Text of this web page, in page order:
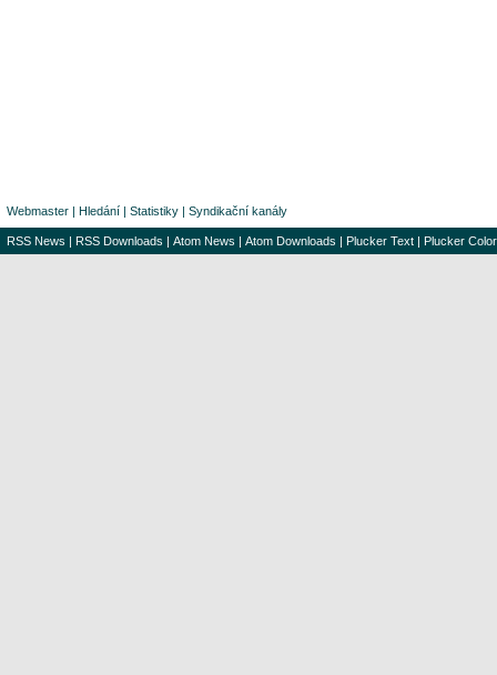
Webmaster | Hledání | Statistiky | Syndikační kanály
RSS News | RSS Downloads | Atom News | Atom Downloads | Plucker Text | Plucker Color